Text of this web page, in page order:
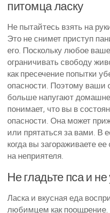
питомца ласку
Не пытайтесь взять на
Это не снимет приступ
его. Поскольку любое
ограничивать свободу
как пресечение попытки
опасности. Поэтому ваши
больше напугают
понимает, что вы в
опасности. Она может
или прятаться за вами. В
когда вы загораживаете
на неприятеля.
Не гладьте пса и
Ласка и вкусная еда
любимцем как поощрение.